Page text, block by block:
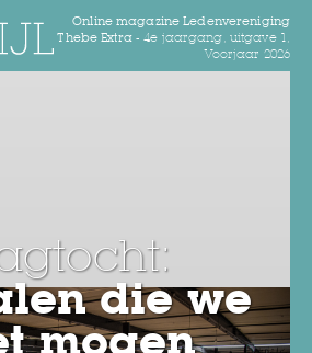
Online magazine Ledenvereniging
Thebe Extra -4e jaargang, uitgave 1,
Voorjaar 2026
die we
mogen